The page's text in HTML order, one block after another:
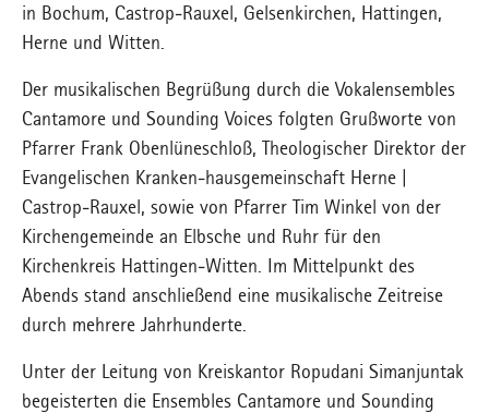
in Bochum, Castrop-Rauxel, Gelsenkirchen, Hattingen,
Herne und Witten.
Der musikalischen Begrüßung durch die Vokalensembles
Cantamore und Sounding Voices folgten Grußworte von
Pfarrer Frank Obenlüneschloß, Theologischer Direktor der
Evangelischen Kranken-hausgemeinschaft Herne |
Castrop-Rauxel, sowie von Pfarrer Tim Winkel von der
Kirchengemeinde an Elbsche und Ruhr für den
Kirchenkreis Hattingen-Witten. Im Mittelpunkt des
Abends stand anschließend eine musikalische Zeitreise
durch mehrere Jahrhunderte.
Unter der Leitung von Kreiskantor Ropudani Simanjuntak
begeisterten die Ensembles Cantamore und Sounding